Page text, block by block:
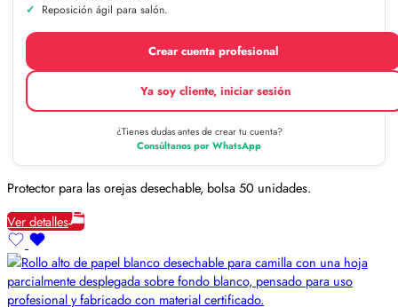
Reposición ágil para salón.
Crear cuenta profesional
Ya soy cliente, iniciar sesión
¿Tienes dudas antes de crear tu cuenta?
Consúltanos por WhatsApp
Protector para las orejas desechable, bolsa 50 unidades.
Ver detalles